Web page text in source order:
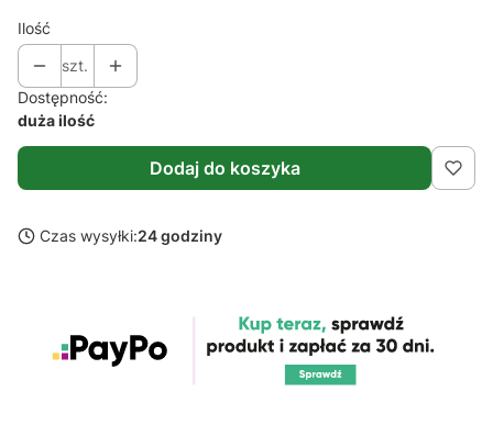
Ilość
szt.
Dostępność:
duża ilość
Dodaj do koszyka
Czas wysyłki:24 godziny